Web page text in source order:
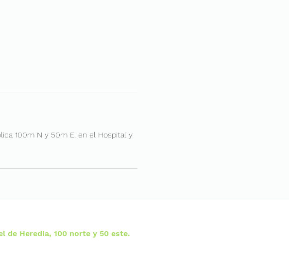
100m N y 50m E, en el Hospital y
de Heredia, 100 norte y 50 este.